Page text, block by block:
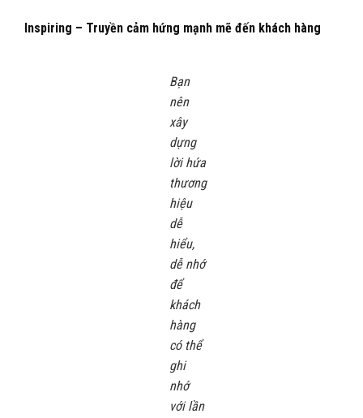
Inspiring – Truyền cảm hứng mạnh mẽ đến khách hàng
Bạn
nên
xây
dựng
lời hứa
thương
hiệu
dễ
hiểu,
dễ nhớ
để
khách
hàng
có thể
ghi
nhớ
với lần